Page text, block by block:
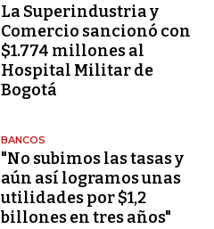
La Superindustria y
Comercio sancionó con
$1.774 millones al
Hospital Militar de
Bogotá
BANCOS
"No subimos las tasas y
aún así logramos unas
utilidades por $1,2
billones en tres años"